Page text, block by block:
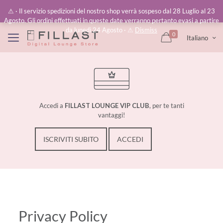
0 Italiano
Accedi a FILLAST LOUNGE VIP CLUB, per te tanti
vantaggi!
ISCRIVITI SUBITO ACCEDI
Privacy Policy
⚠︎ · Il servizio spedizioni del nostro shop verrà sospeso dal 28 Luglio al 23
Agosto. Gli ordini effettuati in queste date verranno pertanto evasi a partire
da lunedì 24 Agosto · ⚠︎ Dismiss